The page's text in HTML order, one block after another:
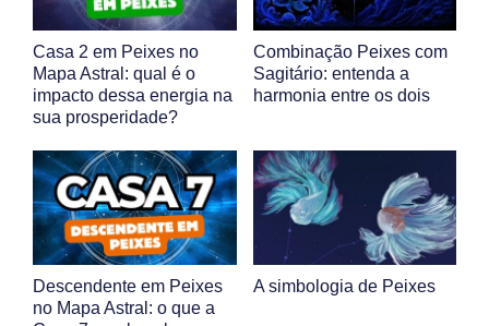
Casa 2 em Peixes no
Mapa Astral: qual é o
impacto dessa energia na
sua prosperidade?
Combinação Peixes com
Sagitário: entenda a
harmonia entre os dois
Descendente em Peixes
no Mapa Astral: o que a
A simbologia de Peixes